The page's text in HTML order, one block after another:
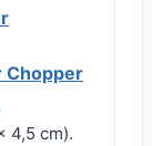
Chopper
4,5 cm).